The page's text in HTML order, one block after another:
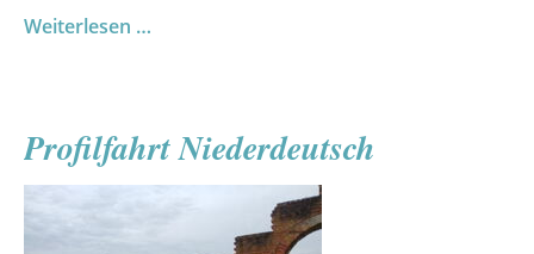
Weiterlesen …
Gästen
Profilfahrt Niederdeutsch